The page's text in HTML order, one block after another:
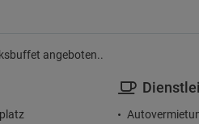
angeboten..